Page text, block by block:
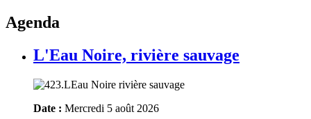
Agenda
L'Eau Noire, rivière sauvage
Date : Mercredi 5 août 2026